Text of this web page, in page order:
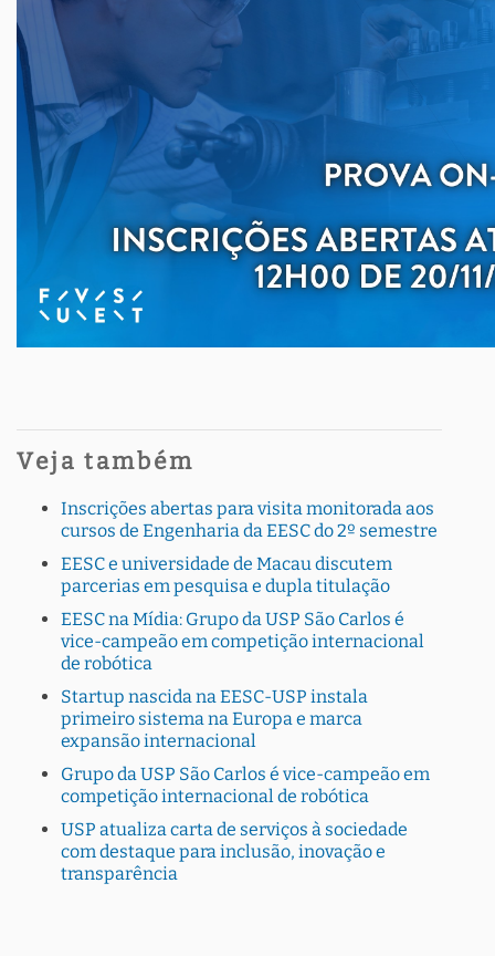
Veja também
Inscrições abertas para visita monitorada aos
cursos de Engenharia da EESC do 2º semestre
EESC e universidade de Macau discutem
parcerias em pesquisa e dupla titulação
EESC na Mídia: Grupo da USP São Carlos é
vice-campeão em competição internacional
de robótica
Startup nascida na EESC-USP instala
primeiro sistema na Europa e marca
expansão internacional
Grupo da USP São Carlos é vice-campeão em
competição internacional de robótica
USP atualiza carta de serviços à sociedade
com destaque para inclusão, inovação e
transparência